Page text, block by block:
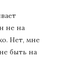
не на
Нет, мне
быть на